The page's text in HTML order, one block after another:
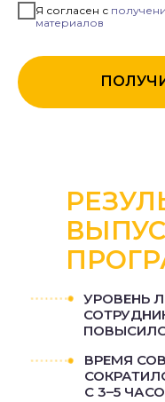
Я согласен с
материалов
УРОВЕНЬ
ВРЕМЯ
С 3–5